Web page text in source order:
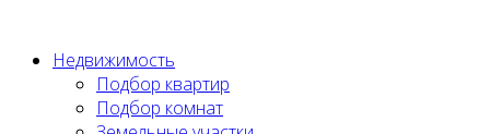
Недвижимость
Подбор квартир
Подбор комнат